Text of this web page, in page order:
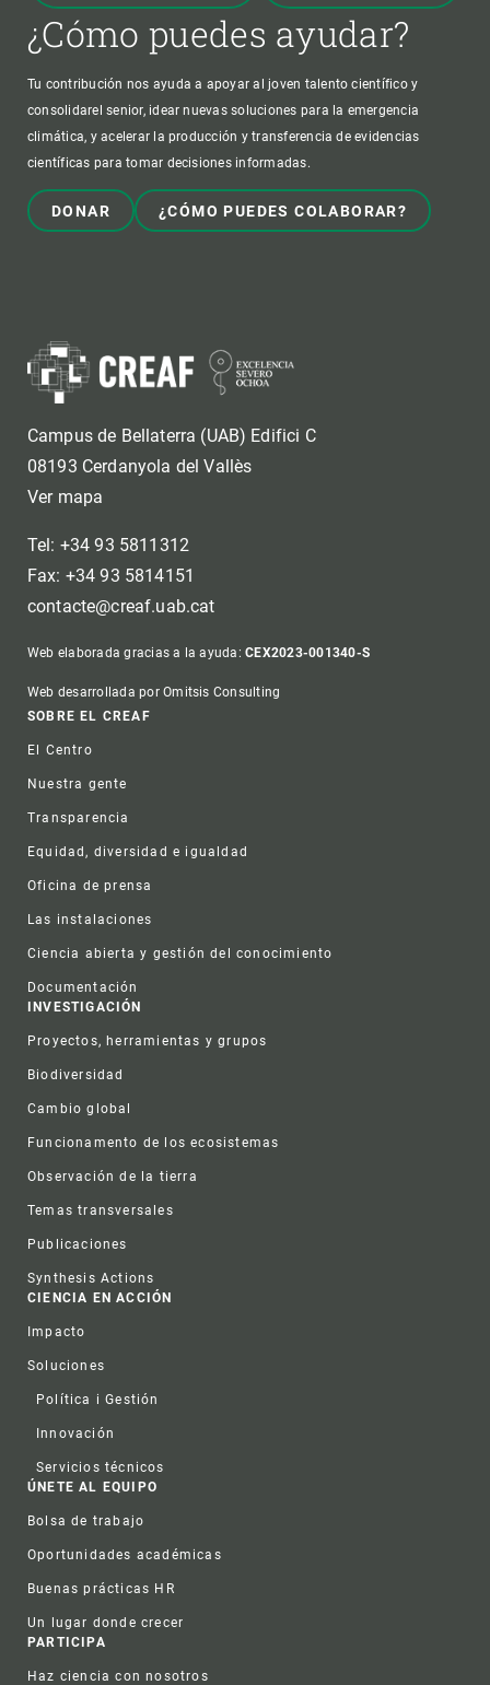
¿Cómo puedes ayudar?
Tu contribución nos ayuda a apoyar al joven talento científico y
consolidarel senior, idear nuevas soluciones para la emergencia
climática, y acelerar la producción y transferencia de evidencias
científicas para tomar decisiones informadas.
DONAR ¿CÓMO PUEDES COLABORAR?
Campus de Bellaterra (UAB) Edifici C
08193 Cerdanyola del Vallès
Ver mapa
Tel: +34 93 5811312
Fax: +34 93 5814151
contacte@creaf.uab.cat
Web elaborada gracias a la ayuda:CEX2023-001340-S
Web desarrollada por Omitsis Consulting
Footer
SOBRE EL CREAF
El Centro
Nuestra gente
Transparencia
Equidad, diversidad e igualdad
Oficina de prensa
Las instalaciones
Ciencia abierta y gestión del conocimiento
Documentación
INVESTIGACIÓN
Proyectos, herramientas y grupos
Biodiversidad
Cambio global
Funcionamento de los ecosistemas
Observación de la tierra
Temas transversales
Publicaciones
Synthesis Actions
CIENCIA EN ACCIÓN
Impacto
Soluciones
Política i Gestión
Innovación
Servicios técnicos
ÚNETE AL EQUIPO
Bolsa de trabajo
Oportunidades académicas
Buenas prácticas HR
Un lugar donde crecer
PARTICIPA
Haz ciencia con nosotros